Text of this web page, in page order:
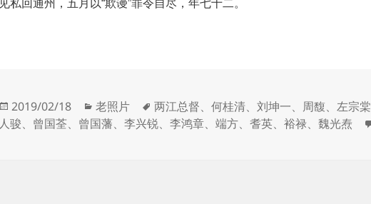
见私回通州，五月以“欺谩”罪令自尽，年七十二。
发
布
2019/02/18
分
类
老照片
标
签
两江总督、何桂清、刘坤一、 周馥、左宗棠
人骏、 曾国荃、 曾国藩、李兴锐、李鸿章、端方、耆英、裕禄、魏光焘